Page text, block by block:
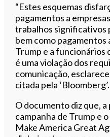
“Estes esquemas
pagamentos a
trabalhos significativos
bem como pagamentos
Trump e a funcionários
é uma violação dos
comunicação,
citada pela ‘Bloomberg’.
O documento diz que,
campanha de Trump e
Make America Great